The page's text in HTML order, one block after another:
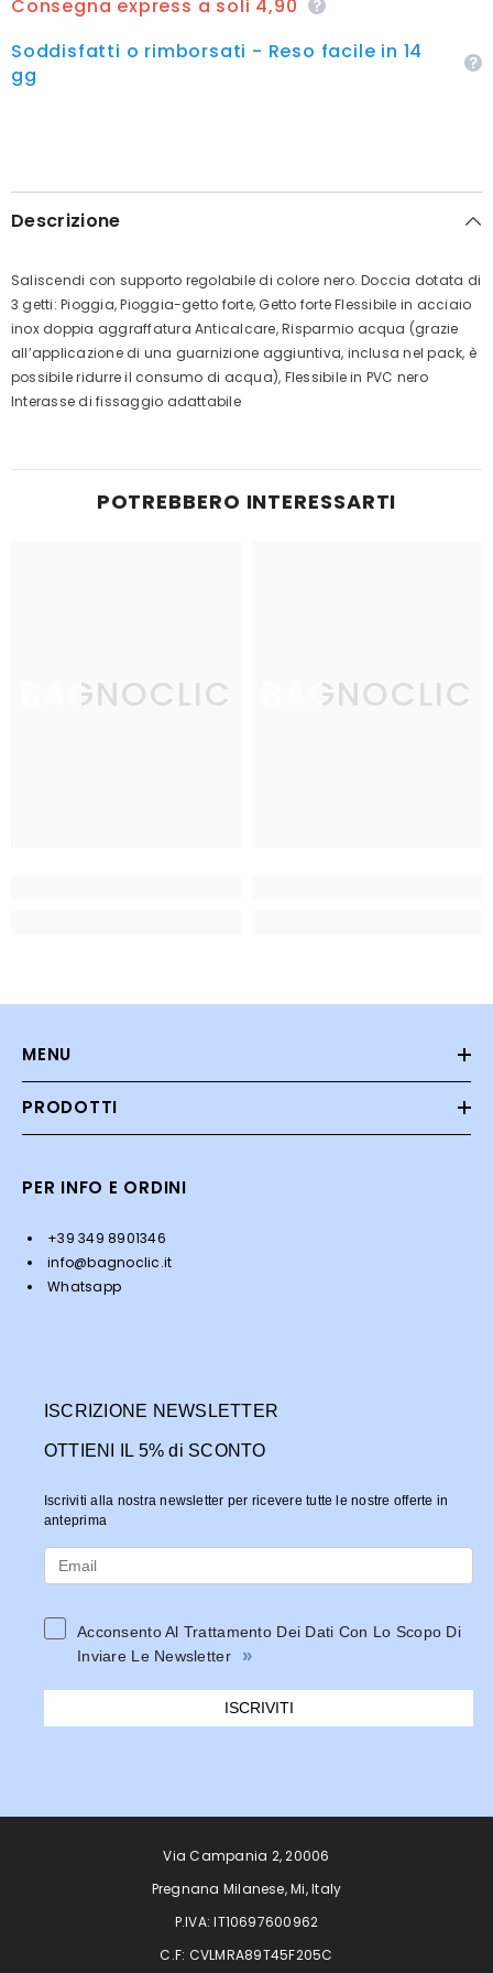
Consegna express a soli 4,90
Soddisfatti o rimborsati - Reso facile in 14
gg
Descrizione
Saliscendi con supporto regolabile di colore nero. Doccia dotata di
3 getti: Pioggia, Pioggia-getto forte, Getto forte Flessibile in acciaio
inox doppia aggraffatura Anticalcare, Risparmio acqua (grazie
all’applicazione di una guarnizione aggiuntiva, inclusa nel pack, è
possibile ridurre il consumo di acqua), Flessibile in PVC nero
Interasse di fissaggio adattabile
POTREBBERO INTERESSARTI
BAGNOCLIC BAGNOCLIC
MENU
PRODOTTI
PER INFO E ORDINI
+39 349 8901346
info@bagnoclic.it
Whatsapp
ISCRIZIONE NEWSLETTER
OTTIENI IL 5% di SCONTO
Iscriviti alla nostra newsletter per ricevere tutte le nostre offerte in
anteprima
Acconsento Al Trattamento Dei Dati Con Lo Scopo Di
Inviare Le Newsletter
»
ISCRIVITI
Via Campania 2, 20006
Pregnana Milanese, Mi, Italy
P.IVA: IT10697600962
C.F: CVLMRA89T45F205C